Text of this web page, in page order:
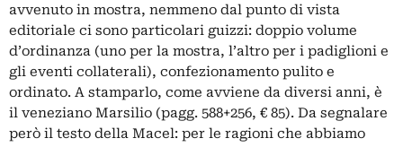
avvenuto in mostra, nemmeno dal punto di vista
editoriale ci sono particolari guizzi: doppio volume
d’ordinanza (uno per la mostra, l’altro per i padiglioni e
gli eventi collaterali), confezionamento pulito e
ordinato. A stamparlo, come avviene da diversi anni, è
il veneziano Marsilio (pagg. 588+256, € 85). Da segnalare
però il testo della Macel: per le ragioni che abbiamo